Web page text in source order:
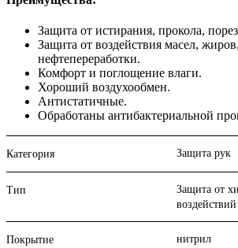
Защита от истирания, прокола,
Защита от воздействия масел,
нефтепереработки.
Комфорт и поглощение влаги.
Хороший воздухообмен.
Антистатичные.
Обработаны антибактериальной
Категория Защита рук
Тип
Защита от
воздействий
Покрытие нитрил